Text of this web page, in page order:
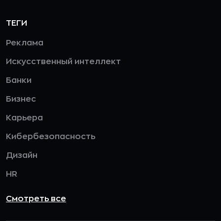
ТЕГИ
Реклама
Искусственный интеллект
Банки
Бизнес
Карьера
Кибербезопасность
Дизайн
HR
Смотреть все